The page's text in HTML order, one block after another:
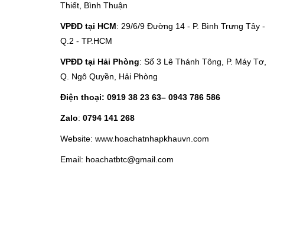
Thiết, Bình Thuận
VPĐD tại HCM: 29/6/9 Đường 14 - P. Bình Trưng Tây -
Q.2 - TP.HCM
VPĐD tại Hải Phòng: Số 3 Lê Thánh Tông, P. Máy Tơ,
Q. Ngô Quyền, Hải Phòng
Điện thoại: 0919 38 23 63– 0943 786 586
Zalo: 0794 141 268
Website: www.hoachatnhapkhauvn.com
Email: hoachatbtc@gmail.com